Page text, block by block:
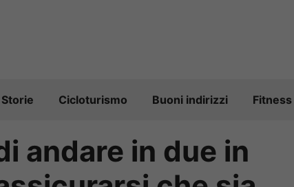
Storie Cicloturismo Buoni indirizzi Fitness
andare in due in